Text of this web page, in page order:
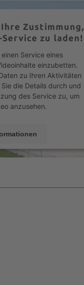
Zustimmung,
zu laden!
Service eines
einzubetten.
zu Ihren Aktivitäten
die Details durch und
des Service zu, um
anzusehen.